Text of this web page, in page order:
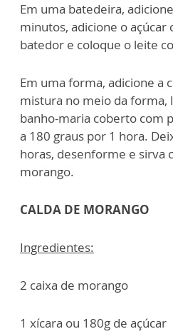
Em uma batedeira,
minutos, adicione o açúcar
batedor e coloque o leite
Em uma forma, adicione a
mistura no meio da forma,
banho-maria coberto com
a 180 graus por 1 hora.
horas, desenforme e sirva
morango.
CALDA DE MORANGO
Ingredientes:
2 caixa de morango
1 xícara ou 180g de açúcar